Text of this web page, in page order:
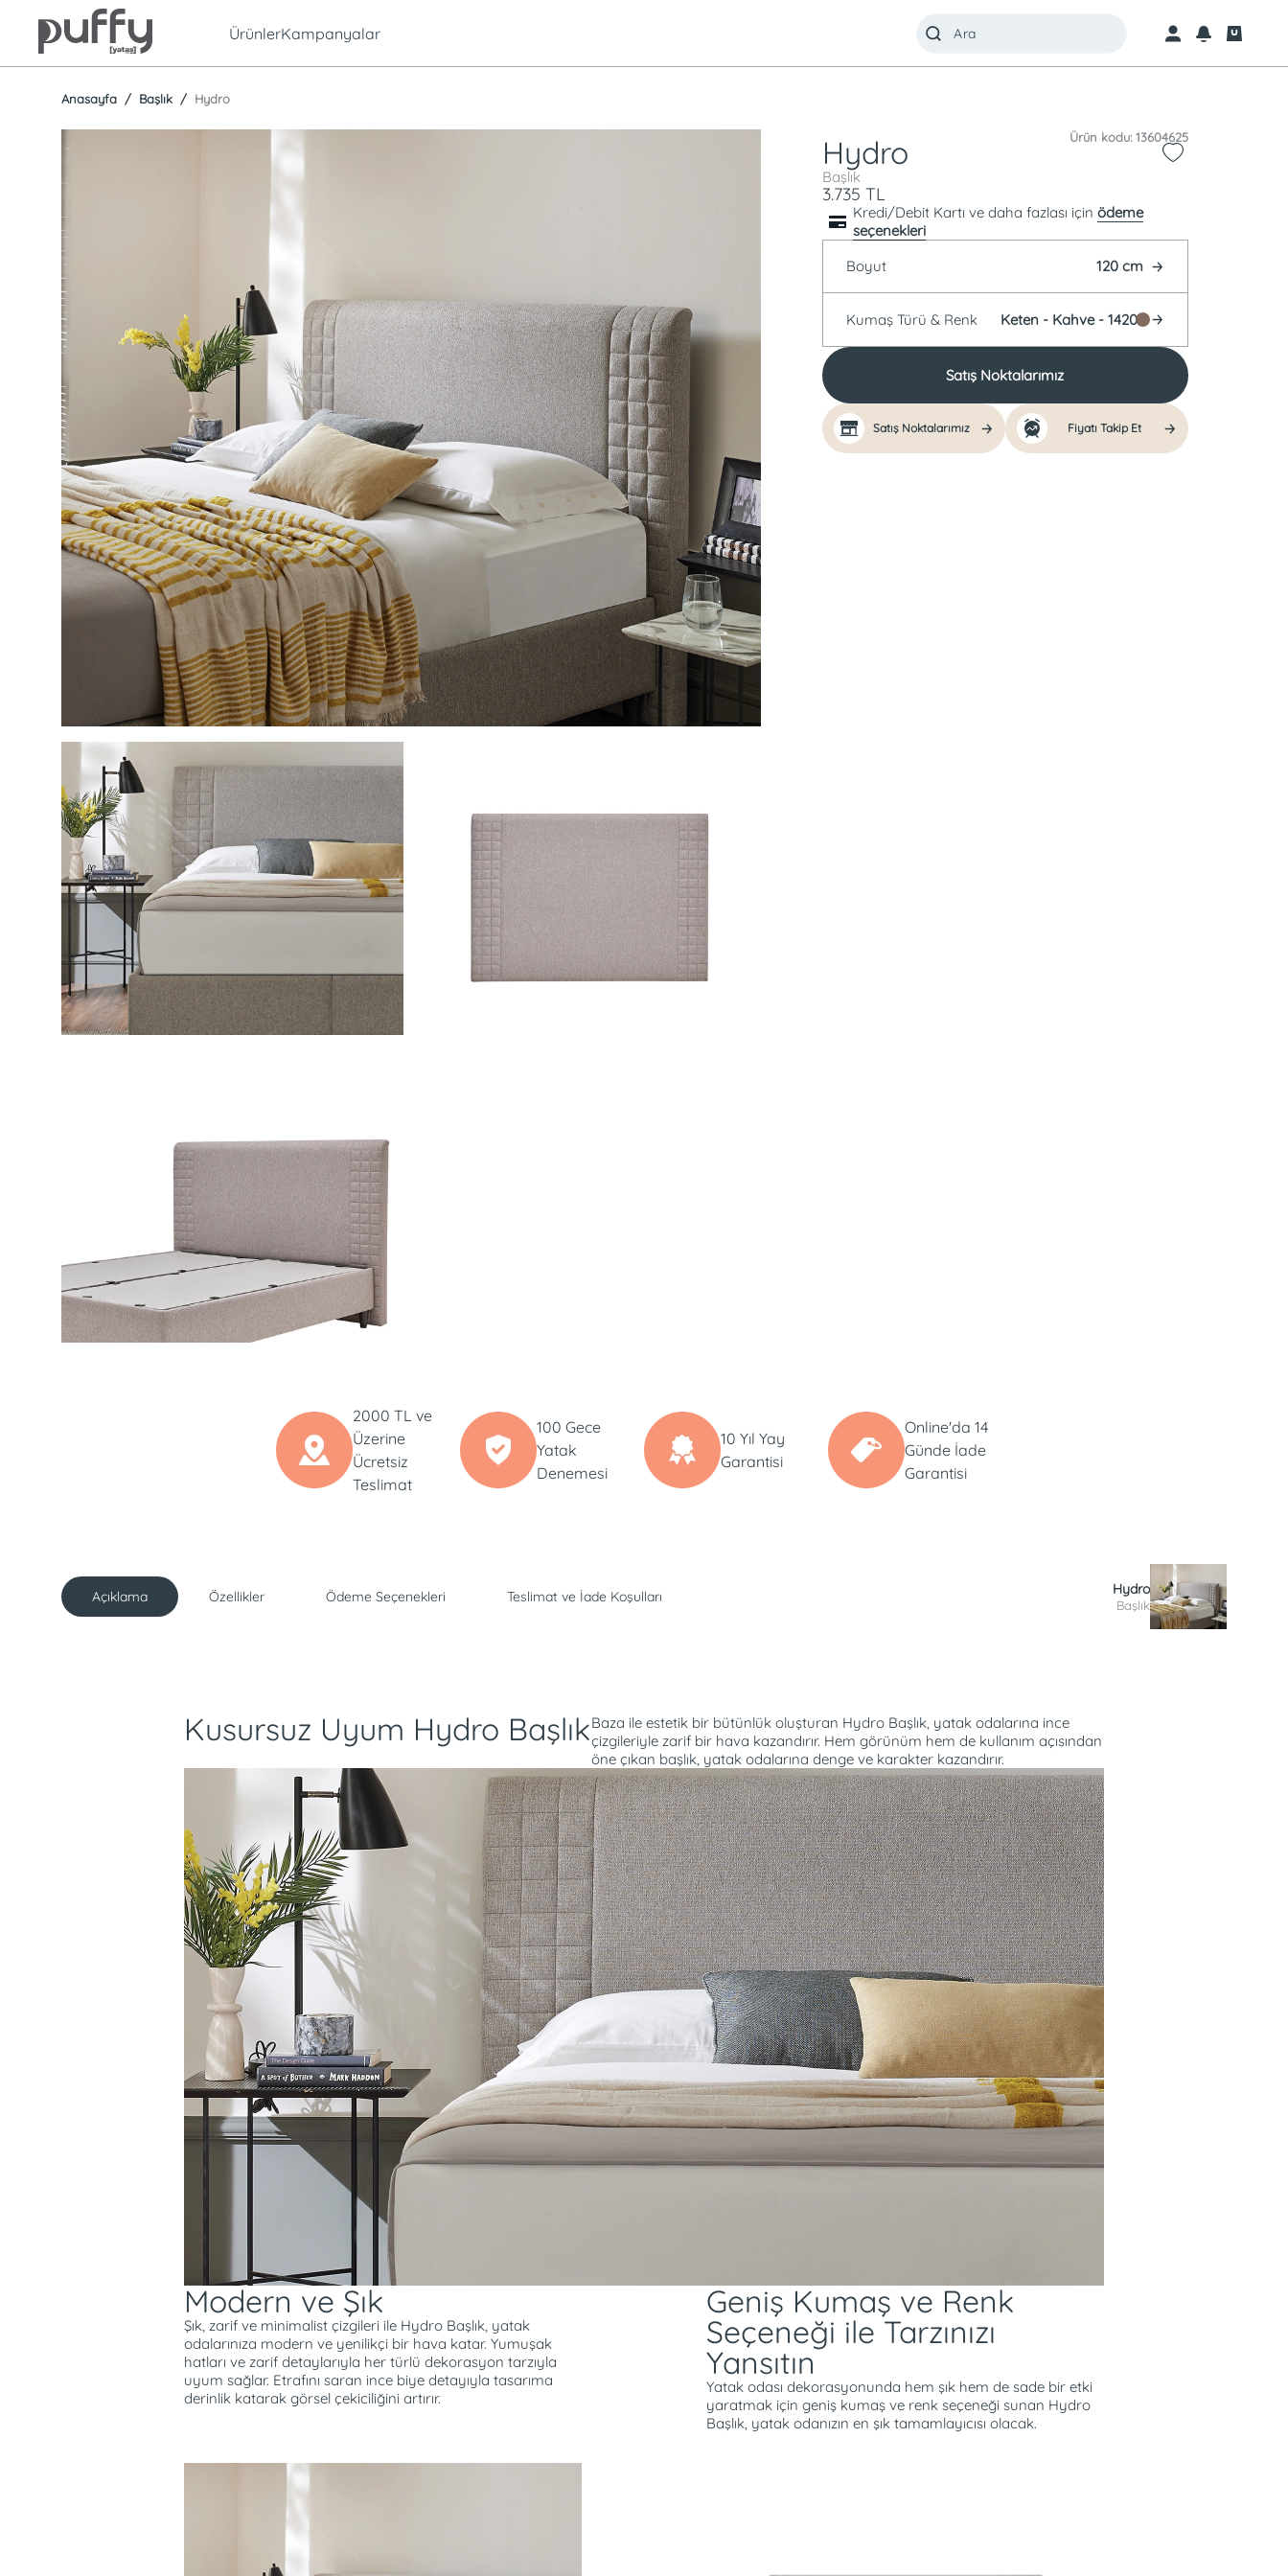
ÜrünlerKampanyalar
Anasayfa Başlık Hydro
Ürün kodu: 13604625
Hydro
Başlık
3.735 TL
Kredi/Debit Kartı ve daha fazlası için ödeme
seçenekleri
Boyut
120 cm
Kumaş Türü & Renk Keten - Kahve - 14201
Satış Noktalarımız
Satış Noktalarımız Fiyatı Takip Et
2000 TL ve
Üzerine
Ücretsiz
Teslimat
100 Gece
Yatak
Denemesi
10 Yıl Yay
Garantisi
Online'da 14
Günde İade
Garantisi
Açıklama Özellikler Ödeme Seçenekleri Teslimat ve İade Koşulları Hydro
Başlık
Kusursuz Uyum Hydro BaşlıkBaza ile estetik bir bütünlük oluşturan Hydro Başlık, yatak odalarına ince
çizgileriyle zarif bir hava kazandırır. Hem görünüm hem de kullanım açısından
öne çıkan başlık, yatak odalarına denge ve karakter kazandırır.
Modern ve Şık
Şık, zarif ve minimalist çizgileri ile Hydro Başlık, yatak
odalarınıza modern ve yenilikçi bir hava katar. Yumuşak
hatları ve zarif detaylarıyla her türlü dekorasyon tarzıyla
uyum sağlar. Etrafını saran ince biye detayıyla tasarıma
derinlik katarak görsel çekiciliğini artırır.
Geniş Kumaş ve Renk
Seçeneği ile Tarzınızı
Yansıtın
Yatak odası dekorasyonunda hem şık hem de sade bir etki
yaratmak için geniş kumaş ve renk seçeneği sunan Hydro
Başlık, yatak odanızın en şık tamamlayıcısı olacak.